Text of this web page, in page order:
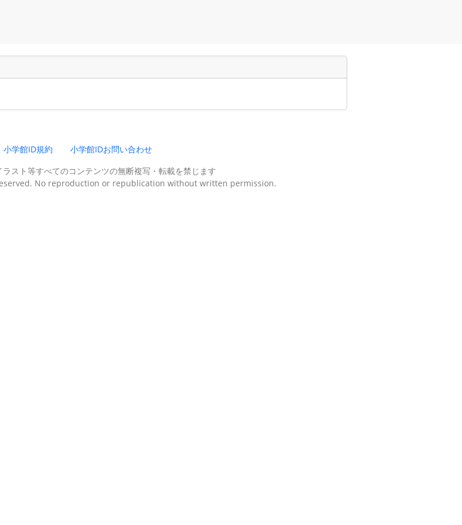
小学館ID規約
小学館IDお問い合わせ
スト等すべてのコンテンツの無断複写・転載を禁じます
No reproduction or republication without written permission.